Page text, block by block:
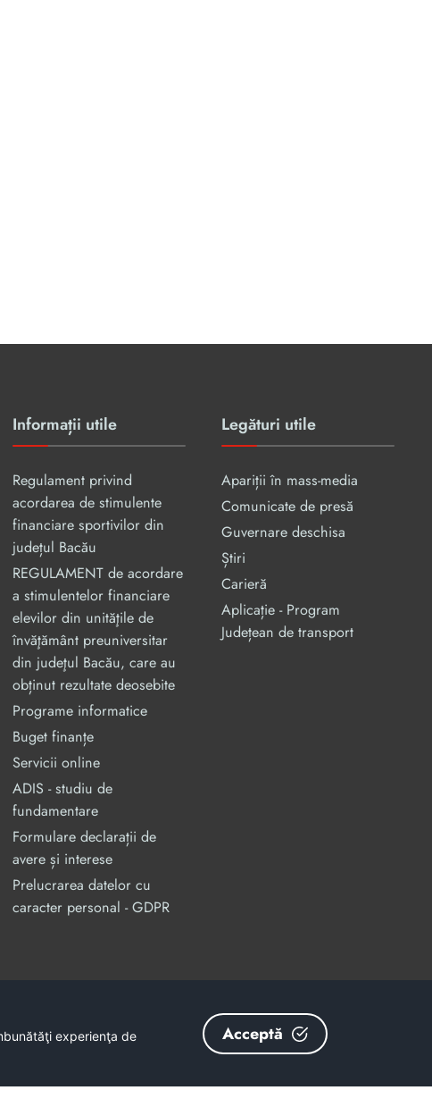
Informații utile
Regulament privind
acordarea de stimulente
financiare sportivilor din
județul Bacău
REGULAMENT de acordare
a stimulentelor financiare
elevilor din unităţile de
învăţământ preuniversitar
din judeţul Bacău, care au
obținut rezultate deosebite
Programe informatice
Buget finanțe
Servicii online
ADIS - studiu de
fundamentare
Formulare declarații de
avere și interese
Prelucrarea datelor cu
caracter personal - GDPR
Legături utile
Apariții în mass-media
Comunicate de presă
Guvernare deschisa
Știri
Carieră
Aplicație - Program
Județean de transport
CodMySmis/Sipoca: 128880/652;www.fonduri-ue.ro,www.poca.ro
nu reprezintă în mod obligatoriu poziția oficială a Uniunii Europene.
experienţa de
Acceptă